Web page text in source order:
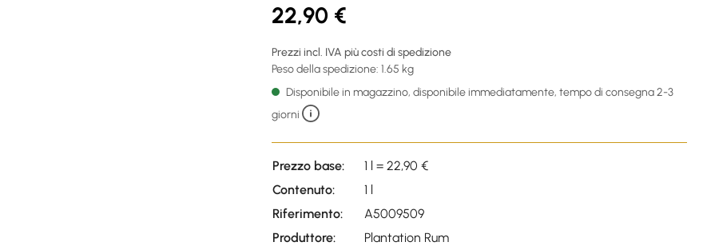
22,90 €
Prezzi incl. IVA più costi di spedizione
Peso della spedizione: 1.65 kg
Disponibile in magazzino, disponibile immediatamente, tempo di consegna 2-3
giorni
Prezzo base:
1 l = 22,90 €
Contenuto:
1 l
Riferimento:
A5009509
Produttore:
Plantation Rum